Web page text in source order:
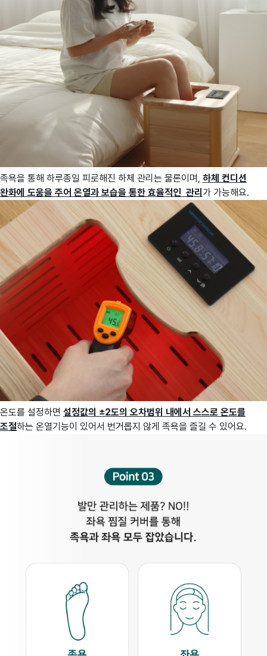
족욕을 통해 하루종일 피로해진 하체 관리는 물론이며, 하체 컨디션
완화에 도움을 주어 온열과 보습을 통한 효율적인 관리 가 가능해요.
온도를 설정하면 설정값의 ±2도의 오차범위 내에서 스스로 온도를
조절하는 온열기능이 있어서 번거롭지 않게 족욕을 즐길 수 있어요.